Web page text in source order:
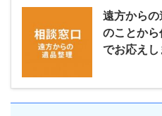
遠方から
のことか
でお応えし